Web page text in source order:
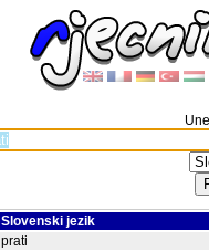
Slovenski jezik
prati